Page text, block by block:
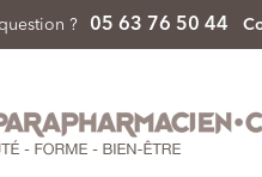
? 05 63 76 50 44